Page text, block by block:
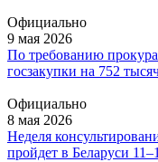
Официально
9 мая 2026
По требованию
госзакупки на 752
Официально
8 мая 2026
Неделя
пройдет в Беларуси